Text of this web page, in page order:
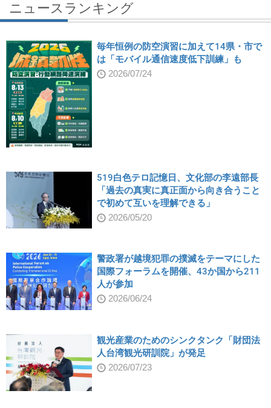
ニュースランキング
毎年恒例の防空演習に加えて14県・市で
は「モバイル通信速度低下訓練」も
2026/07/24
519白色テロ記憶日、文化部の李遠部長
「過去の真実に真正面から向き合うこと
で初めて互いを理解できる」
2026/05/20
警政署が越境犯罪の撲滅をテーマにした
国際フォーラムを開催、43か国から211
人が参加
2026/06/24
観光産業のためのシンクタンク「財団法
人台湾観光研訓院」が発足
2026/07/23